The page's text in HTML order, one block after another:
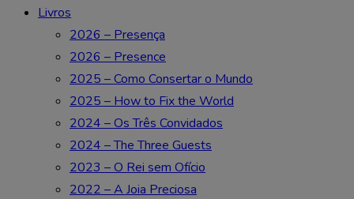
Livros
2026 – Presença
2026 – Presence
2025 – Como Consertar o Mundo
2025 – How to Fix the World
2024 – Os Três Convidados
2024 – The Three Guests
2023 – O Rei sem Ofício
2022 – A Joia Preciosa